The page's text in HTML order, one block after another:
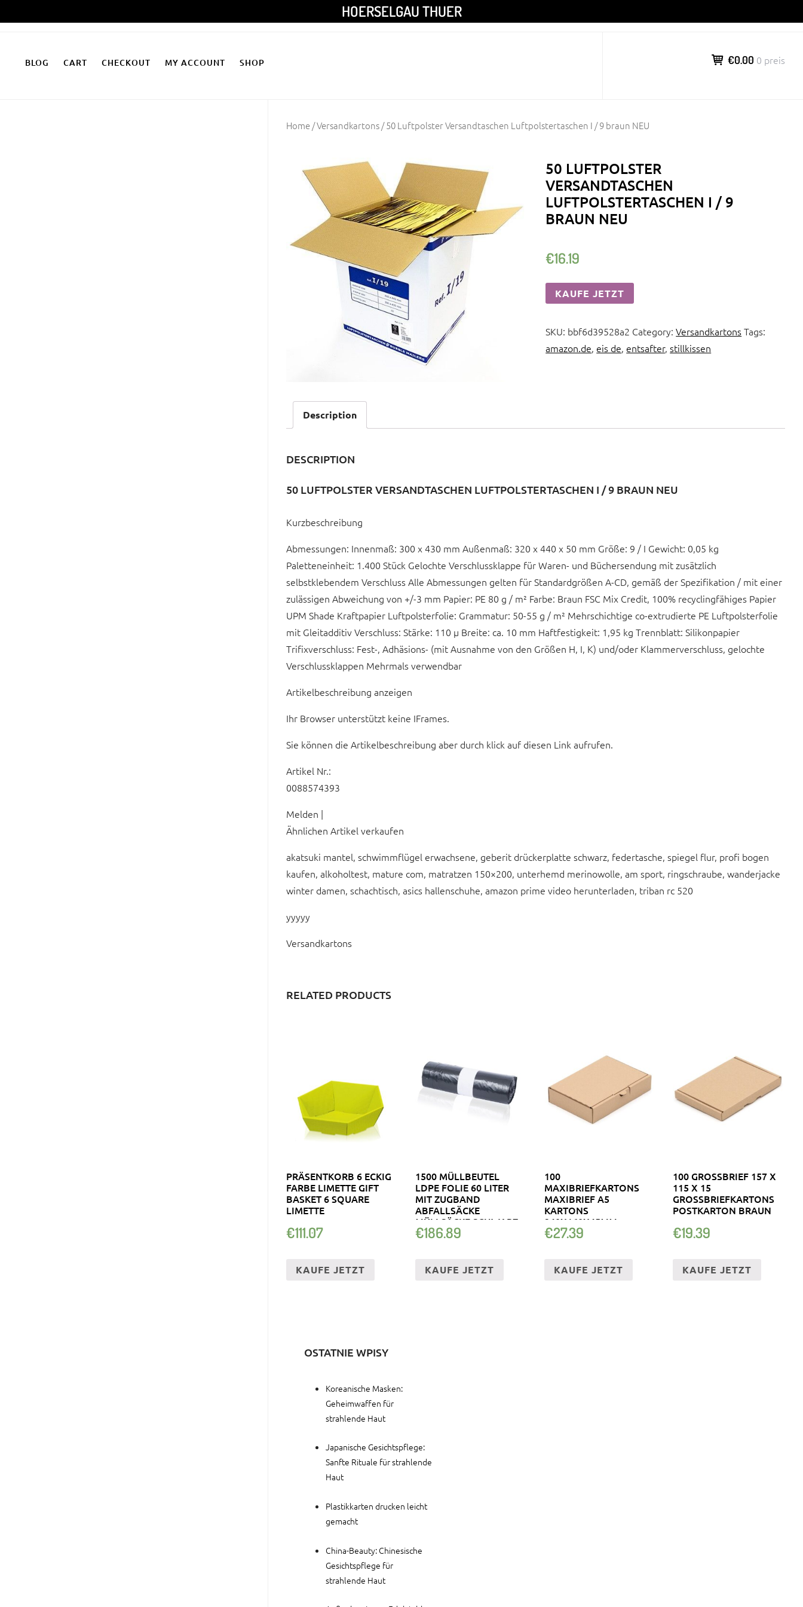
Inhalt
HOERSELGAU THUER
BLOG CART CHECKOUT MY ACCOUNT SHOP €0.00 0 preis
Home/Versandkartons/ 50 Luftpolster Versandtaschen Luftpolstertaschen I / 9 braun NEU
50 LUFTPOLSTER
VERSANDTASCHEN
LUFTPOLSTERTASCHEN I / 9
BRAUN NEU
€16.19
KAUFE JETZT
SKU: bbf6d39528a2 Category:VersandkartonsTags:
amazon.de, eis de, entsafter,stillkissen
Description
DESCRIPTION
50 LUFTPOLSTER VERSANDTASCHEN LUFTPOLSTERTASCHEN I / 9 BRAUN NEU
Kurzbeschreibung
Abmessungen: Innenmaß: 300 x 430 mm Außenmaß: 320 x 440 x 50 mm Größe: 9 / I Gewicht: 0,05 kg
Paletteneinheit: 1.400 Stück Gelochte Verschlussklappe für Waren- und Büchersendung mit zusätzlich
selbstklebendem Verschluss Alle Abmessungen gelten für Standardgrößen A-CD, gemäß der Spezifikation / mit einer
zulässigen Abweichung von +/-3 mm Papier: PE 80 g / m² Farbe: Braun FSC Mix Credit, 100% recyclingfähiges Papier
UPM Shade Kraftpapier Luftpolsterfolie: Grammatur: 50-55 g / m² Mehrschichtige co-extrudierte PE Luftpolsterfolie
mit Gleitadditiv Verschluss: Stärke: 110 µ Breite: ca. 10 mm Haftfestigkeit: 1,95 kg Trennblatt: Silikonpapier
Trifixverschluss: Fest-, Adhäsions- (mit Ausnahme von den Größen H, I, K) und/oder Klammerverschluss, gelochte
Verschlussklappen Mehrmals verwendbar
Artikelbeschreibung anzeigen
Ihr Browser unterstützt keine IFrames.
Sie können die Artikelbeschreibung aber durch klick auf diesen Link aufrufen.
Artikel Nr.:
0088574393
Melden |
Ähnlichen Artikel verkaufen
akatsuki mantel, schwimmflügel erwachsene, geberit drückerplatte schwarz, federtasche, spiegel flur, profi bogen
kaufen, alkoholtest, mature com, matratzen 150×200, unterhemd merinowolle, am sport, ringschraube, wanderjacke
winter damen, schachtisch, asics hallenschuhe, amazon prime video herunterladen, triban rc 520
yyyyy
Versandkartons
RELATED PRODUCTS
PRÄSENTKORB 6 ECKIG
FARBE LIMETTE GIFT
BASKET 6 SQUARE
LIMETTE
€111.07
KAUFE JETZT
1500 MÜLLBEUTEL
LDPE FOLIE 60 LITER
MIT ZUGBAND
ABFALLSÄCKE
MÜLLSÄCKE SCHWARZ
€186.89
KAUFE JETZT
100
MAXIBRIEFKARTONS
MAXIBRIEF A5
KARTONS
240X160X45MM
€27.39
KAUFE JETZT
100 GROSSBRIEF 157 X 1
15 X 15 G
ROSSBRIEFKARTONS PO
STKARTON BRAUN
€19.39
KAUFE JETZT
OSTATNIE WPISY
Koreanische Masken:
Geheimwaffen für
strahlende Haut
Japanische Gesichtspflege:
Sanfte Rituale für strahlende
Haut
Plastikkarten drucken leicht
gemacht
China-Beauty: Chinesische
Gesichtspflege für
strahlende Haut